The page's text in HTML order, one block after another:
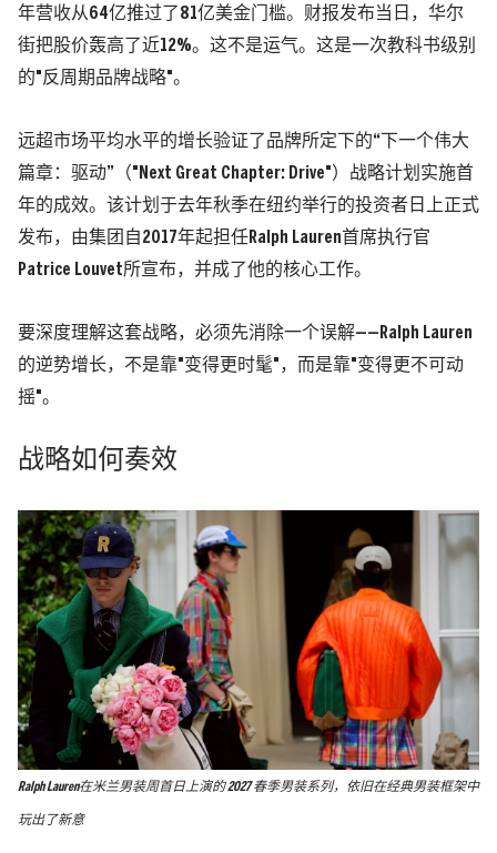
年营收从64亿推过了81亿美金门槛。 财报发布当日，华尔
街把股价轰高了近12%。这不是运气。这是一次教科书级别
的"反周期品牌战略"。
远超市场平均水平的增长验证了品牌所定下的“下一个伟大
篇章：驱动” （"Next Great Chapter: Drive"） 战略计划实施首
年的成效。该计划于去年秋季在纽约举行的投资者日上正式
发布，由集团自2017年起担任Ralph Lauren首席执行官
Patrice Louvet所宣布，并成了他的核心工作。
要深度理解这套战略，必须先消除一个误解——Ralph Lauren
的逆势增长，不是靠"变得更时髦"，而是靠"变得更不可动
摇"。
战略如何奏效
Ralph Lauren在米兰男装周首日上演的 2027 春季男装系列，依旧在经典男装框架中
玩出了新意